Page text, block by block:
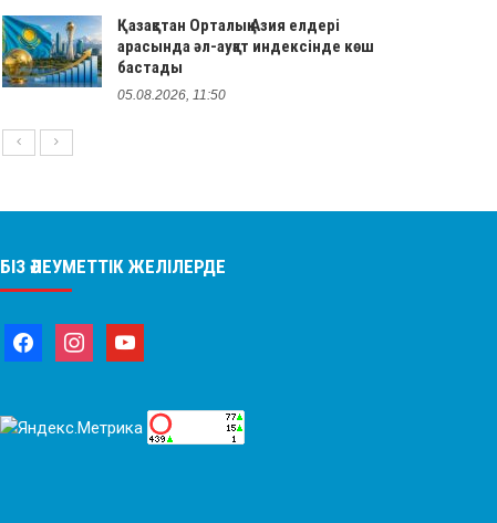
Қазақстан Орталық Азия елдері
арасында әл-ауқат индексінде көш
бастады
05.08.2026, 11:50
БІЗ ӘЛЕУМЕТТІК ЖЕЛІЛЕРДЕ